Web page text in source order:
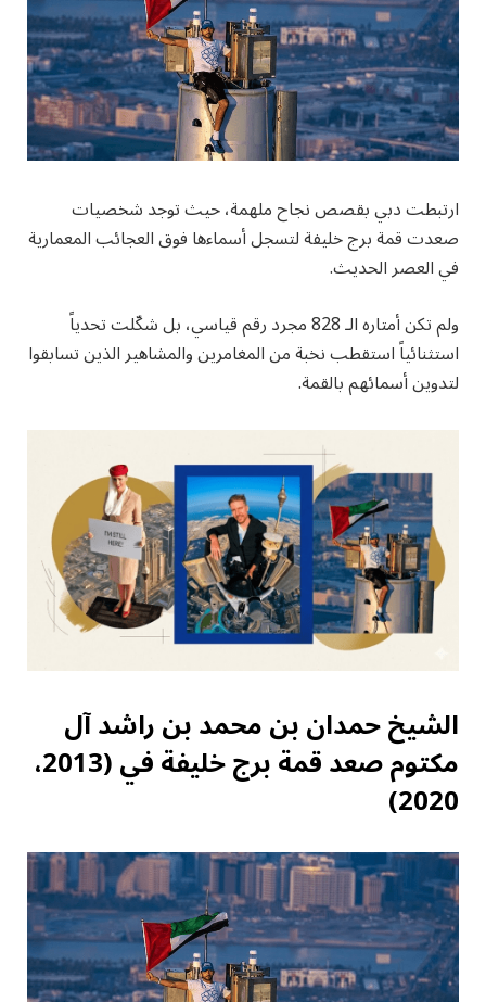
ارتبطت دبي بقصص نجاح ملهمة، حيث توجد شخصيات
صعدت قمة برج خليفة لتسجل أسماءها فوق العجائب المعمارية
في العصر الحديث.
ولم تكن أمتاره الـ 828 مجرد رقم قياسي، بل شكّلت تحدياً
استثنائياً استقطب نخبة من المغامرين والمشاهير الذين تسابقوا
لتدوين أسمائهم بالقمة.
الشيخ حمدان بن محمدبن راشد آل
مكتوم صعد قمة برج خليفة في (2013،
2020)